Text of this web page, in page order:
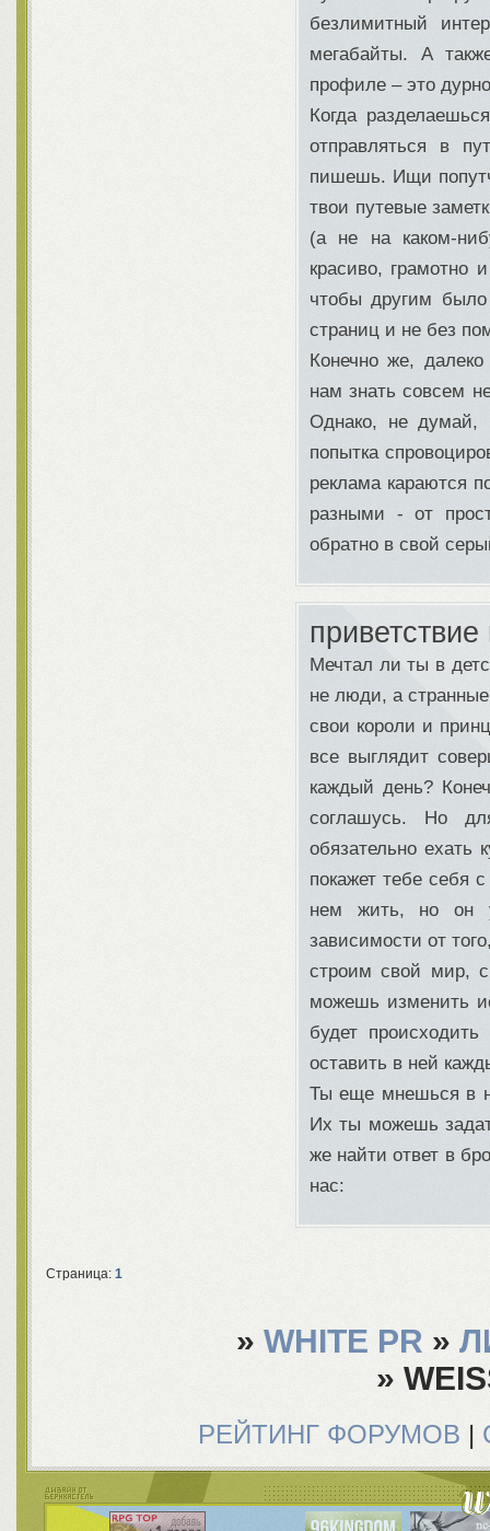
безлимитный
мегабайты. А
профиле – это
Когда
отправляться в
пишешь. Ищи
твои путевые
(а не на каком-
красиво, грамотно
чтобы другим
страниц и не без
Конечно же,
нам знать совсем
Однако, не думай,
попытка
реклама караются
разными - от
обратно в свой
приветствие
Мечтал ли ты в
не люди, а
свои короли и
все выглядит
каждый день?
соглашусь. Но
обязательно ехать
покажет тебе себя
нем жить, но он
зависимости от
строим свой мир,
можешь изменить
будет
оставить в ней
Ты еще мнешься в
Их ты можешь
же найти ответ в
нас:
Страница:1
» WHITE PR »
»
РЕЙТИНГ ФОРУМОВ |